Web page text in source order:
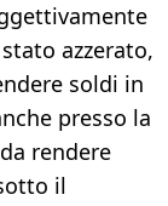
azzerato,
soldi in
presso la
rendere
il